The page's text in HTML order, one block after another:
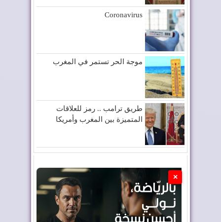
Coronavirus
موجة الحر تستمر في المغرب
طريق ترامب .. رمز للعلاقات
المتميزة بين المغرب وأمريكا
×